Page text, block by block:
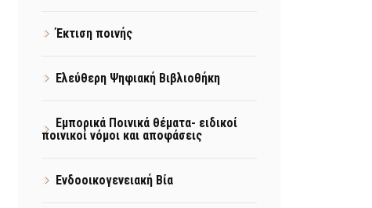
Έκτιση ποινής
Ελεύθερη Ψηφιακή Βιβλιοθήκη
Εμπορικά Ποινικά θέματα- ειδικοί
ποινικοί νόμοι και αποφάσεις
Ενδοοικογενειακή Βία